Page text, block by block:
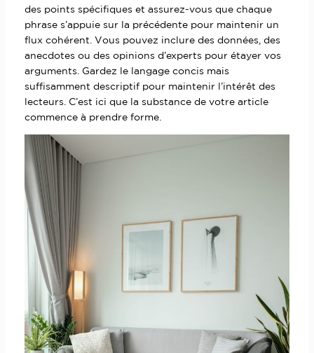
des points spécifiques et assurez-vous que chaque
phrase s’appuie sur la précédente pour maintenir un
flux cohérent. Vous pouvez inclure des données, des
anecdotes ou des opinions d’experts pour étayer vos
arguments. Gardez le langage concis mais
suffisamment descriptif pour maintenir l’intérêt des
lecteurs. C’est ici que la substance de votre article
commence à prendre forme.